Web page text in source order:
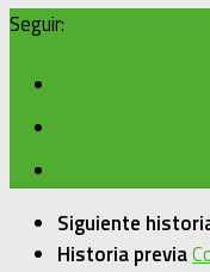
Seguir:
Siguiente
Historia previa